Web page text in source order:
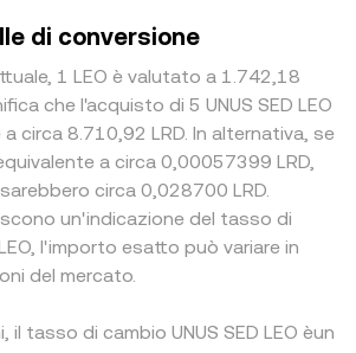
di conversione
1 LEO è valutato a 1.742,18
che l'acquisto di 5 UNUS SED LEO
circa 8.710,92 LRD. In alternativa, se
a circa 0,00057399 LRD,
circa 0,028700 LRD.
un'indicazione del tasso di
l'importo esatto può variare in
del mercato.
il tasso di cambio UNUS SED LEO èun